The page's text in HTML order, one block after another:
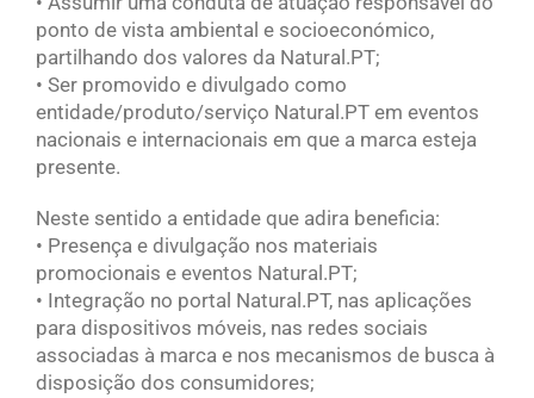
ponto de vista ambiental e socioeconómico,
partilhando dos valores da Natural.PT;
• Ser promovido e divulgado como
entidade/produto/serviço Natural.PT em eventos
nacionais e internacionais em que a marca esteja
presente.
Neste sentido a entidade que adira beneficia:
• Presença e divulgação nos materiais
promocionais e eventos Natural.PT;
• Integração no portal Natural.PT, nas aplicações
para dispositivos móveis, nas redes sociais
associadas à marca e nos mecanismos de busca à
disposição dos consumidores;